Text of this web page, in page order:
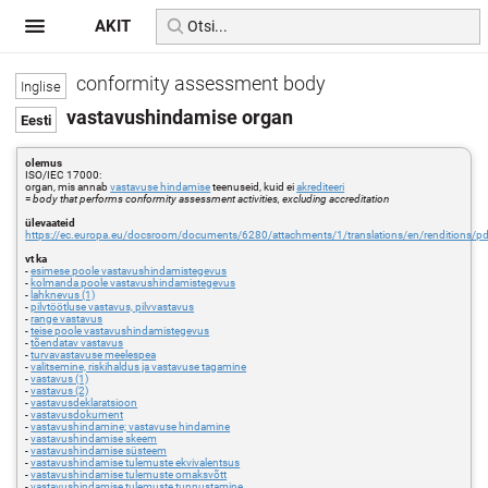
conformity assessment body
vastavushindamise organ
olemus
ISO/IEC 17000:
organ, mis annabvastavuse hindamiseteenuseid, kuid eiakrediteeri
=body that performs conformity assessment activities, excluding accreditation
ülevaateid
https://ec.europa.eu/docsroom/documents/6280/attachments/1/translations/en/renditions/
vt ka
-esimese poole vastavushindamistegevus
- kolmanda poole vastavushindamistegevus
- lahknevus (1)
-pilvtöötluse vastavus, pilvvastavus
-range vastavus
-teise poole vastavushindamistegevus
-tõendatav vastavus
-turvavastavuse meelespea
-valitsemine, riskihaldus ja vastavuse tagamine
-vastavus (1)
-vastavus (2)
-vastavusdeklaratsioon
-vastavusdokument
-vastavushindamine; vastavuse hindamine
-vastavushindamise skeem
-vastavushindamise süsteem
-vastavushindamise tulemuste ekvivalentsus
-vastavushindamise tulemuste omaksvõtt
AKIT